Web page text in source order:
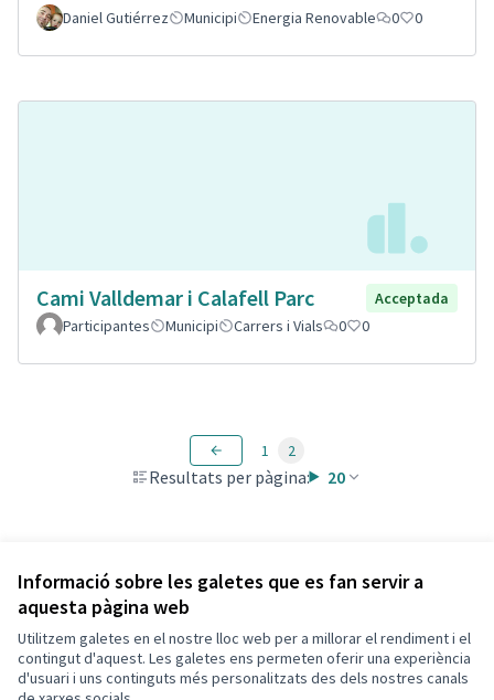
Informació sobre les galetes que es fan servir a
aquesta pàgina web
Utilitzem galetes en el nostre lloc web per a millorar el rendiment i el
contingut d'aquest. Les galetes ens permeten oferir una experiència
d'usuari i uns continguts més personalitzats des dels nostres canals
Daniel Gutiérrez Municipi Energia Renovable 0 0
Cami Valldemar i Calafell Parc
Acceptada
Participantes
Municipi Carrers i Vials 0 0
Resultats per pàgina: 20
1 2
Veure totes les propostes retirades
Termes i condicions d'ús
Configuració de les galetes
Decidim Calafell a X
Decidim Calafell a Facebook
Decidim Calafell a YouTube
Decidim Calafell a GitHub